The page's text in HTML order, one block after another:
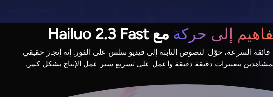
إلى حركة مع Hailuo 2.3 Fast
فائقة السرعة، حوّل النصوص الثابتة إلى فيديو سلس على الفور. إنه إنجاز حقيقي
بتعبيرات دقيقة دقيقة واعمل على تسريع سير عمل الإنتاج بشكل كبير.